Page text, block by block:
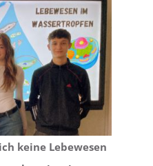
keine Lebewesen